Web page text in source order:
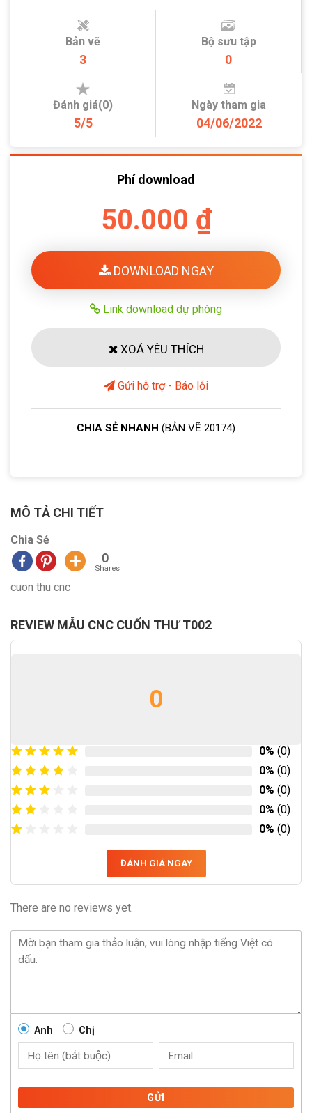
Bản vẽ
3
Bộ sưu tập
0
Đánh giá(0)
5/5
Ngày tham gia
04/06/2022
Phí download
50.000 ₫
DOWNLOAD NGAY
Link download dự phòng
XOÁ YÊU THÍCH
Gửi hỗ trợ - Báo lỗi
CHIA SẺ NHANH (BẢN VẼ 20174)
MÔ TẢ CHI TIẾT
Chia Sẻ
0
Shares
cuon thu cnc
REVIEW MẪU CNC CUỐN THƯ T002
0
0% (0)
0% (0)
0% (0)
0% (0)
0% (0)
ĐÁNH GIÁ NGAY
There are no reviews yet.
Anh Chị
GỬI